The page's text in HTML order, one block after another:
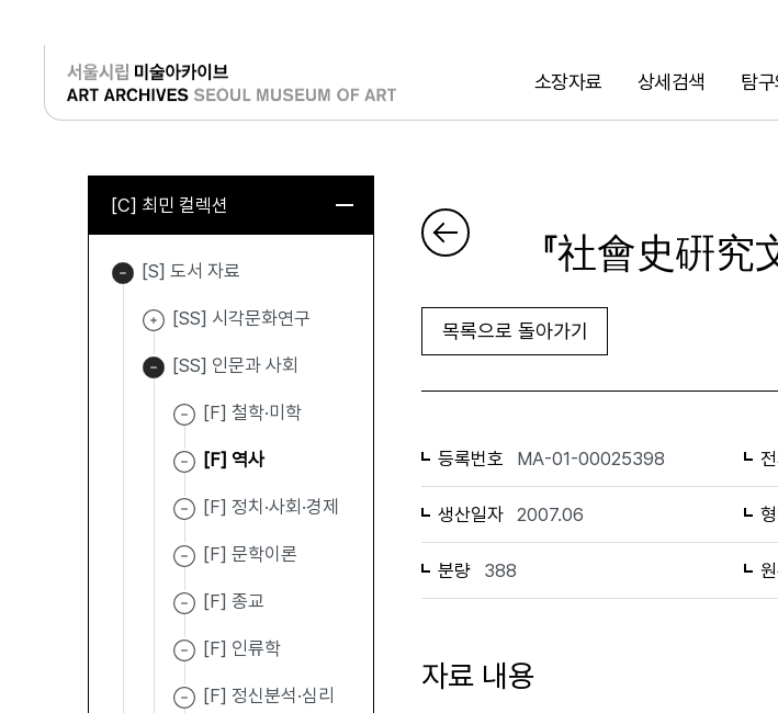
소장자료 상세검색 탐
검색
로그인
[C] 최민 컬렉션
[S] 도서 자료
[SS] 시각문화연구
[SS] 인문과 사회
[F] 철학·미학
[F] 역사
[F] 정치·사회·경제
[F] 문학이론
[F] 종교
[F] 인류학
[F] 정신분석·심리
『社會史硏
목록으로 돌아가기
등록번호 MA-01-00025398
생산일자 2007.06
분량 388
자료 내용